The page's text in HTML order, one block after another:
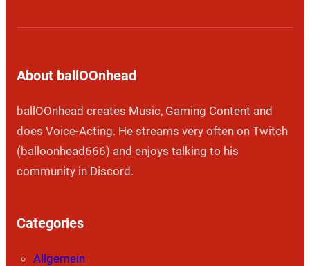
About ballOOnhead
ballOOnhead creates Music, Gaming Content and
does Voice-Acting. He streams very often on Twitch
(balloonhead666) and enjoys talking to his
community in Discord.
Categories
Allgemein